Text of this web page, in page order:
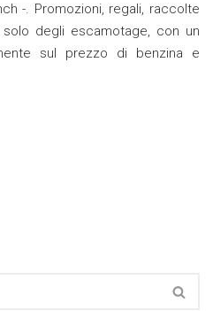
-. Promozioni, regali, raccolte
degli escamotage, con un
sul prezzo di benzina e